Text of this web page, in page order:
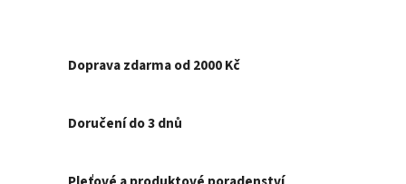
Doprava zdarma od 2000 Kč
Doručení do 3 dnů